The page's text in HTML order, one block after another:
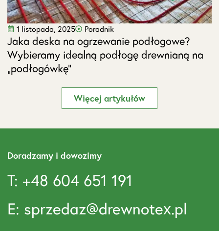
1 listopada, 2025 Poradnik
Jaka deska na ogrzewanie podłogowe?
Wybieramy idealną podłogę drewnianą na
„podłogówkę”
Więcej artykułów
Doradzamy i dowozimy
T: +48 604 651 191
E: sprzedaz@drewnotex.pl